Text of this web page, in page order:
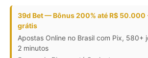
39d Bet — Bônus 200% até R$ 50.000
grátis
Apostas Online no Brasil com Pix, 580+
2 minutos